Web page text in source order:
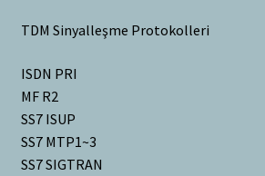
TDM Sinyalleşme Protokolleri
ISDN PRI
MF R2
SS7 ISUP
SS7 MTP1~3
SS7 SIGTRAN